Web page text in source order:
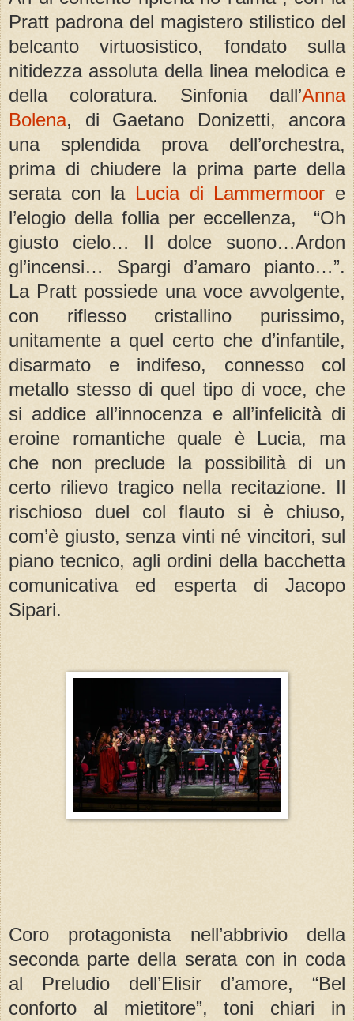
Pratt padrona del magistero stilistico del
belcanto virtuosistico, fondato sulla
nitidezza assoluta della linea melodica e
della coloratura. Sinfonia dall’Anna
Bolena, di Gaetano Donizetti, ancora
una splendida prova dell’orchestra,
prima di chiudere la prima parte della
serata con la Lucia di Lammermoor e
l’elogio della follia per eccellenza, “Oh
giusto cielo… Il dolce suono…Ardon
gl’incensi… Spargi d’amaro pianto…”.
La Pratt possiede una voce avvolgente,
con riflesso cristallino purissimo,
unitamente a quel certo che d’infantile,
disarmato e indifeso, connesso col
metallo stesso di quel tipo di voce, che
si addice all’innocenza e all’infelicità di
eroine romantiche quale è Lucia, ma
che non preclude la possibilità di un
certo rilievo tragico nella recitazione. Il
rischioso duel col flauto si è chiuso,
com’è giusto, senza vinti né vincitori, sul
piano tecnico, agli ordini della bacchetta
comunicativa ed esperta di Jacopo
Sipari.
Coro protagonista nell’abbrivio della
seconda parte della serata con in coda
al Preludio dell’Elisir d’amore, “Bel
conforto al mietitore”, toni chiari in